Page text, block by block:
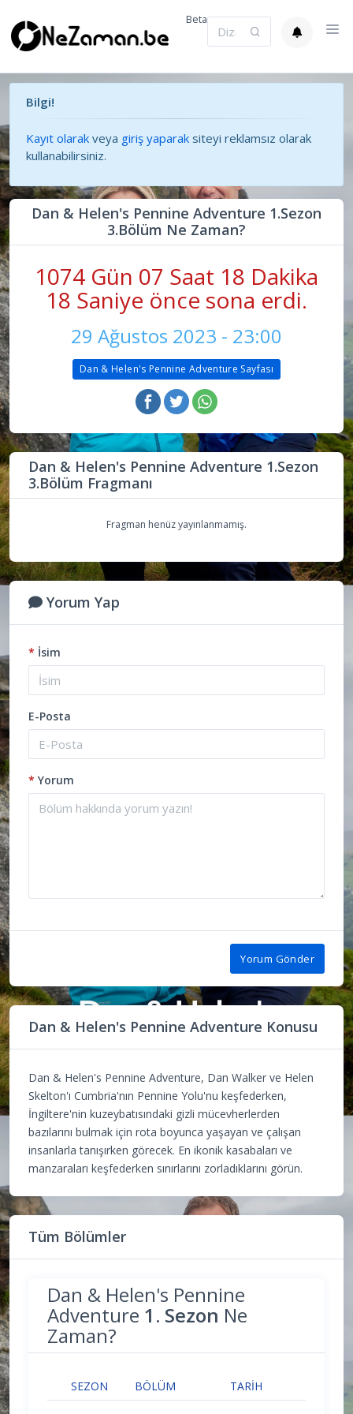
Beta
Bilgi!
Kayıt olarak veya giriş yaparak siteyi reklamsız olarak
kullanabilirsiniz.
Dan & Helen's Pennine Adventure 1.Sezon
3.Bölüm Ne Zaman?
1074 Gün 07 Saat 18 Dakika
18 Saniye önce sona erdi.
29 Ağustos 2023 - 23:00
Dan & Helen's Pennine Adventure Sayfası
Dan & Helen's Pennine Adventure 1.Sezon
3.Bölüm Fragmanı
Fragman henüz yayınlanmamış.
Yorum Yap
* İsim
E-Posta
* Yorum
Yorum Gönder
Dan & Helen's Pennine Adventure Konusu
Dan & Helen's Pennine Adventure, Dan Walker ve Helen
Skelton'ı Cumbria'nın Pennine Yolu'nu keşfederken,
İngiltere'nin kuzeybatısındaki gizli mücevherlerden
bazılarını bulmak için rota boyunca yaşayan ve çalışan
insanlarla tanışırken görecek. En ikonik kasabaları ve
manzaraları keşfederken sınırlarını zorladıklarını görün.
Tüm Bölümler
Dan & Helen's Pennine
Adventure 1. Sezon Ne
Zaman?
SEZON BÖLÜM TARIH